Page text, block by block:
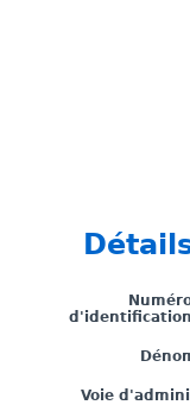
d'identification
Voie